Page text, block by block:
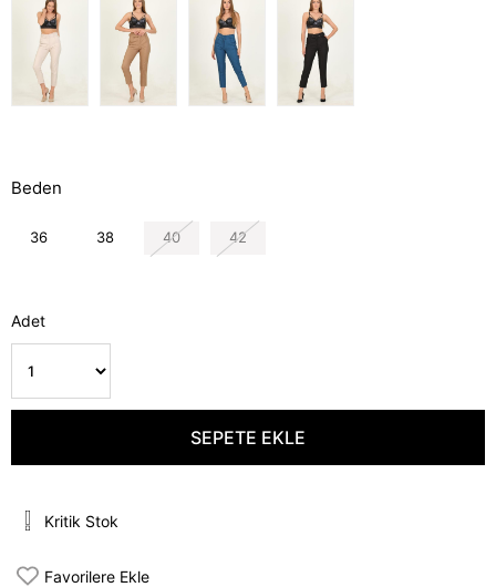
Beden
36 38 40 42
Adet
Kritik Stok
Favorilere Ekle